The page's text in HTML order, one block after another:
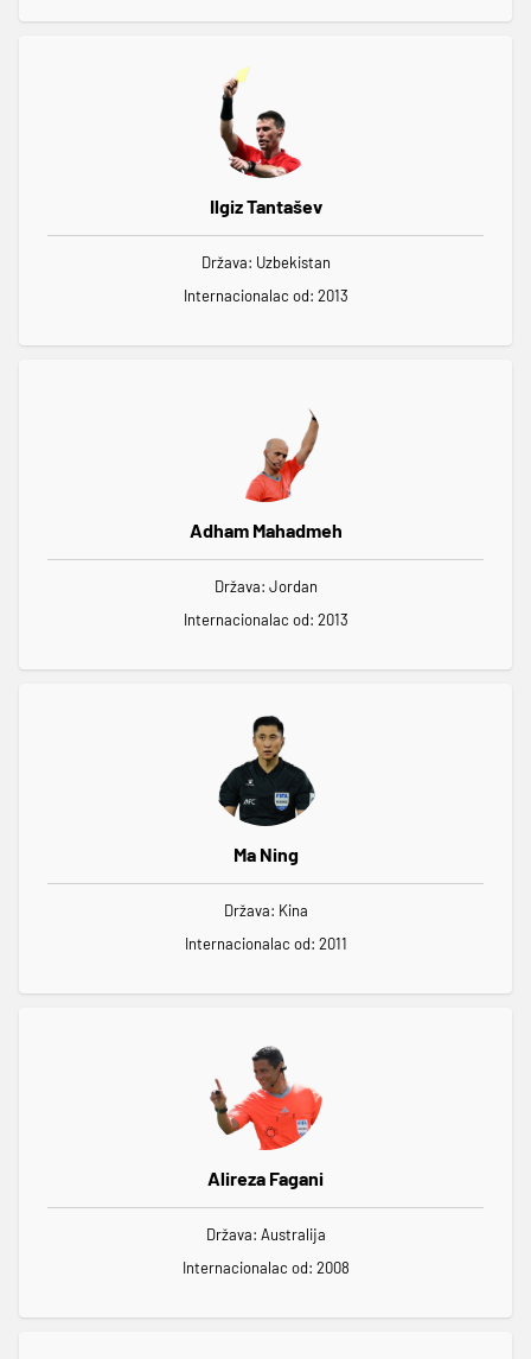
Ilgiz Tantašev
Država: Uzbekistan
Internacionalac od: 2013
Adham Mahadmeh
Država: Jordan
Internacionalac od: 2013
Ma Ning
Država: Kina
Internacionalac od: 2011
Alireza Fagani
Država: Australija
Internacionalac od: 2008